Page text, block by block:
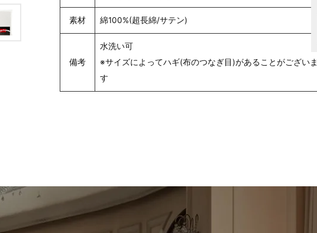
素材 綿100%(超長綿/サテン)
備考
水洗い可
※サイズによってハギ(布のつなぎ目)があることがございま
す